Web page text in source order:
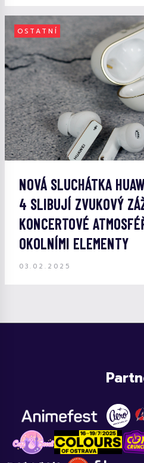
OSTATNÍ
NOVÁ SLUCHÁTKA
4 SLIBUJÍ ZVUKOVÝ
KONCERTOVÉ
OKOLNÍMI ELEMENTY
03.02.2025